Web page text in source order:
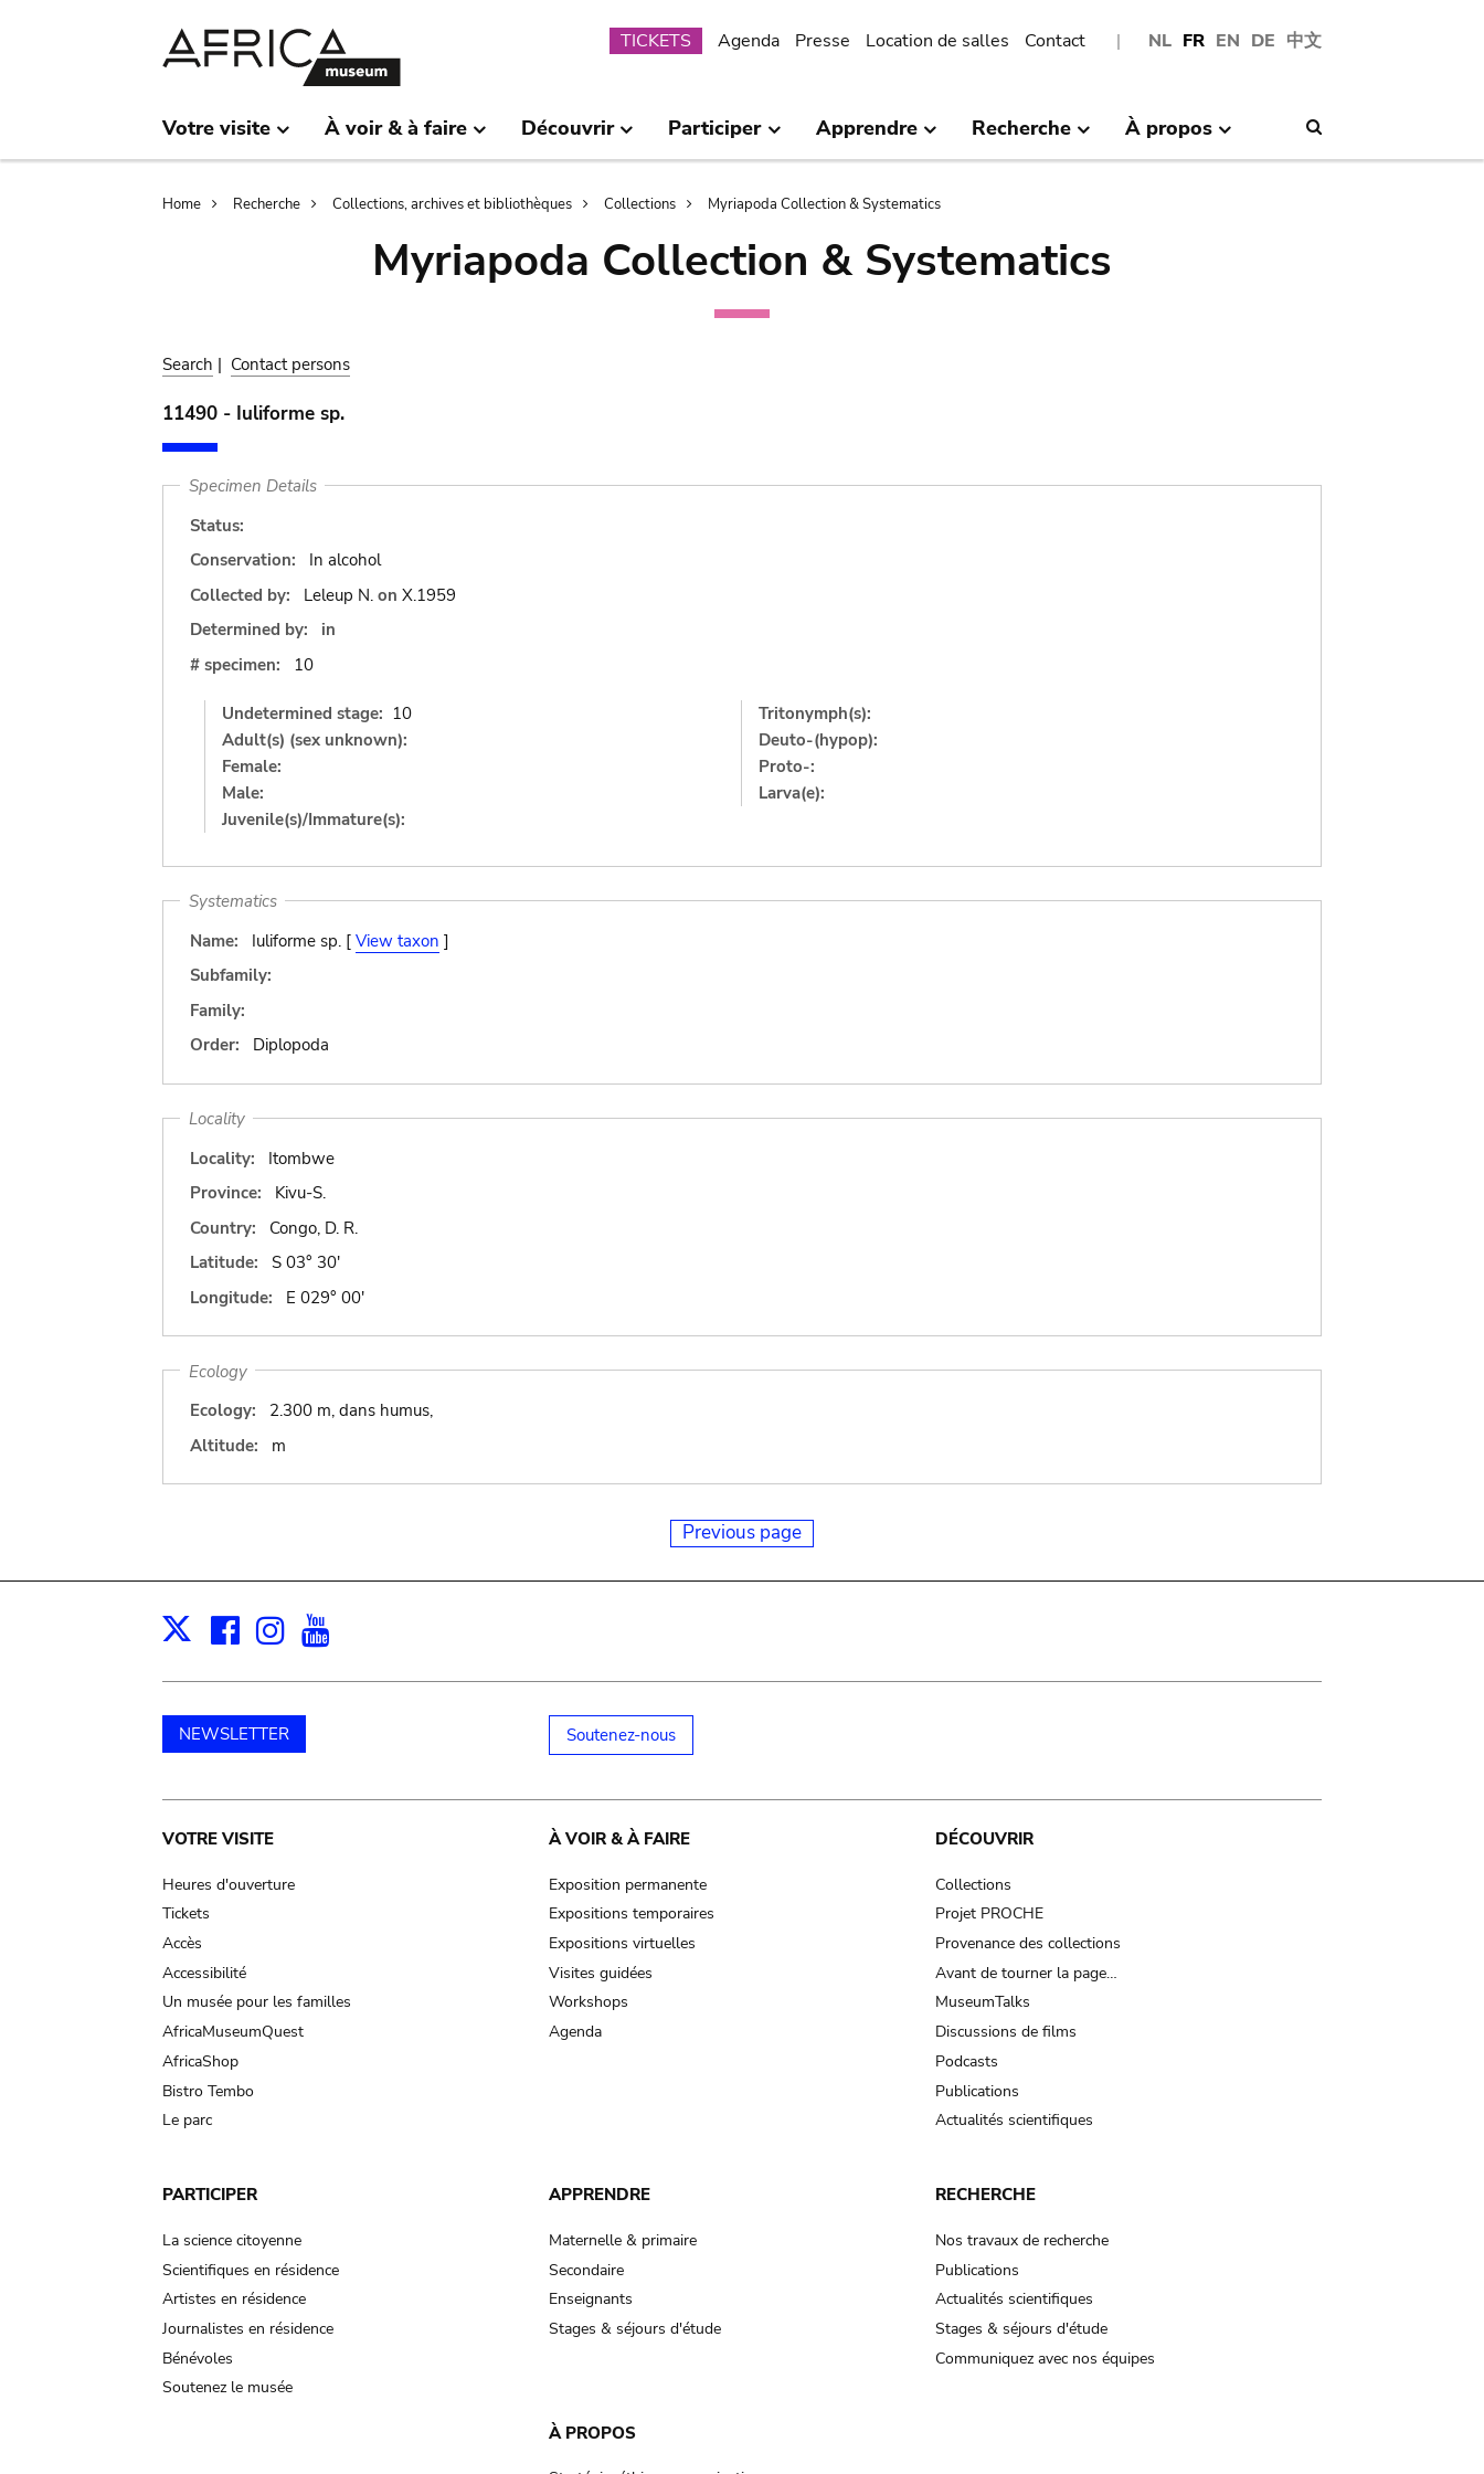
NL FR EN DE 中文
Submenu
TICKETS Agenda Presse Location de salles Contact
Votre visite À voir & à faire Découvrir Participer Apprendre Recherche À propos
Breadcrumb
Home Recherche Collections, archives et bibliothèques Collections Myriapoda Collection & Systematics
Myriapoda Collection & Systematics
Search | Contact persons
11490 - Iuliforme sp.
Specimen Details
Status:
Conservation:
In alcohol
Collected by:
Leleup N. on X.1959
Determined by:
in
# specimen:
10
Undetermined stage: 10
Adult(s) (sex unknown):
Female:
Male:
Juvenile(s)/Immature(s):
Tritonymph(s):
Deuto-(hypop):
Proto-:
Larva(e):
Systematics
Name:
Iuliforme sp. [ View taxon ]
Subfamily:
Family:
Order:
Diplopoda
Locality
Locality:
Itombwe
Province:
Kivu-S.
Country:
Congo, D. R.
Latitude:
S 03° 30'
Longitude:
E 029° 00'
Ecology
Ecology:
2.300 m, dans humus,
Altitude:
m
Previous page
X Facebook
Instagram
NEWSLETTER Soutenez-nous
Main
navigation
VOTRE VISITE
Heures d'ouverture
Tickets
Accès
Accessibilité
Un musée pour les familles
AfricaMuseumQuest
AfricaShop
Bistro Tembo
Le parc
À VOIR & À FAIRE
Exposition permanente
Expositions temporaires
Expositions virtuelles
Visites guidées
Workshops
Agenda
DÉCOUVRIR
Collections
Projet PROCHE
Provenance des collections
Avant de tourner la page…
MuseumTalks
Discussions de films
Podcasts
Publications
Actualités scientifiques
PARTICIPER
La science citoyenne
Scientifiques en résidence
Artistes en résidence
Journalistes en résidence
Bénévoles
Soutenez le musée
APPRENDRE
Maternelle & primaire
Secondaire
Enseignants
Stages & séjours d'étude
RECHERCHE
Nos travaux de recherche
Publications
Actualités scientifiques
Stages & séjours d'étude
Communiquez avec nos équipes
À PROPOS